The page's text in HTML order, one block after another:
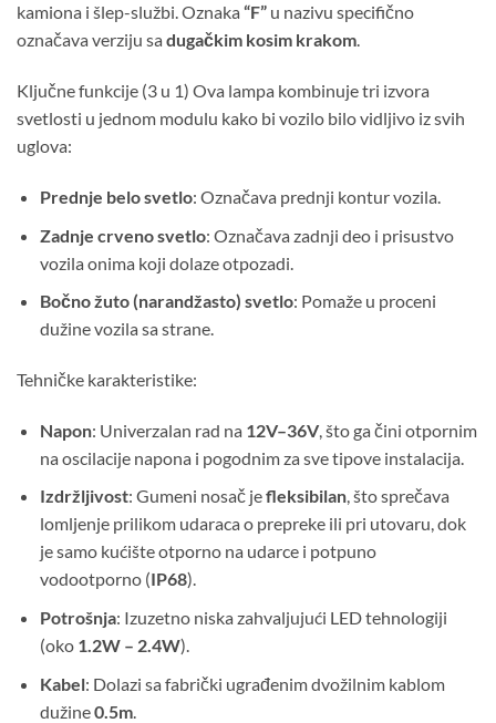
kamiona i šlep-službi. Oznaka “F” u nazivu specifično
označava verziju sa dugačkim kosim krakom.
Ključne funkcije (3 u 1) Ova lampa kombinuje tri izvora
svetlosti u jednom modulu kako bi vozilo bilo vidljivo iz svih
uglova:
Prednje belo svetlo: Označava prednji kontur vozila.
Zadnje crveno svetlo: Označava zadnji deo i prisustvo
vozila onima koji dolaze otpozadi.
Bočno žuto (narandžasto) svetlo: Pomaže u proceni
dužine vozila sa strane.
Tehničke karakteristike:
Napon: Univerzalan rad na 12V–36V, što ga čini otpornim
na oscilacije napona i pogodnim za sve tipove instalacija.
Izdržljivost: Gumeni nosač jefleksibilan, što sprečava
lomljenje prilikom udaraca o prepreke ili pri utovaru, dok
je samo kućište otporno na udarce i potpuno
vodootporno (IP68).
Potrošnja: Izuzetno niska zahvaljujući LED tehnologiji
(oko 1.2W – 2.4W).
Kabel: Dolazi sa fabrički ugrađenim dvožilnim kablom
dužine0.5m.